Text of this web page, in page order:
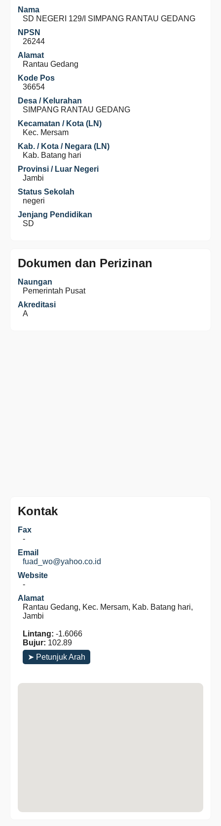
Nama
SD NEGERI 129/I SIMPANG RANTAU GEDANG
NPSN
26244
Alamat
Rantau Gedang
Kode Pos
36654
Desa / Kelurahan
SIMPANG RANTAU GEDANG
Kecamatan / Kota (LN)
Kec. Mersam
Kab. / Kota / Negara (LN)
Kab. Batang hari
Provinsi / Luar Negeri
Jambi
Status Sekolah
negeri
Jenjang Pendidikan
SD
Dokumen dan Perizinan
Naungan
Pemerintah Pusat
Akreditasi
A
Kontak
Fax
-
Email
fuad_wo@yahoo.co.id
Website
-
Alamat
Rantau Gedang, Kec. Mersam, Kab. Batang hari,
Jambi
Lintang: -1.6066
Bujur: 102.89
➤ Petunjuk Arah